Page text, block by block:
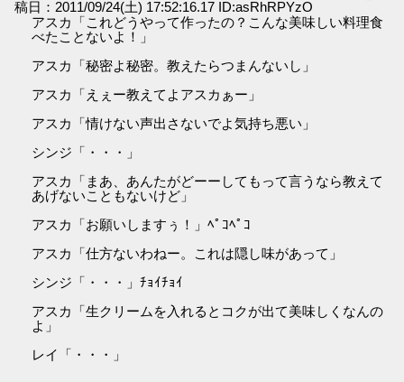
稿日：2011/09/24(土) 17:52:16.17 ID:asRhRPYzO
アスカ「これどうやって作ったの？こんな美味しい料理食
べたことないよ！」
アスカ「秘密よ秘密。教えたらつまんないし」
アスカ「えぇー教えてよアスカぁー」
アスカ「情けない声出さないでよ気持ち悪い」
シンジ「・・・」
アスカ「まあ、あんたがどーーしてもって言うなら教えて
あげないこともないけど」
アスカ「お願いしますぅ！」ﾍﾟｺﾍﾟｺ
アスカ「仕方ないわねー。これは隠し味があって」
シンジ「・・・」ﾁｮｲﾁｮｲ
アスカ「生クリームを入れるとコクが出て美味しくなんの
よ」
レイ「・・・」